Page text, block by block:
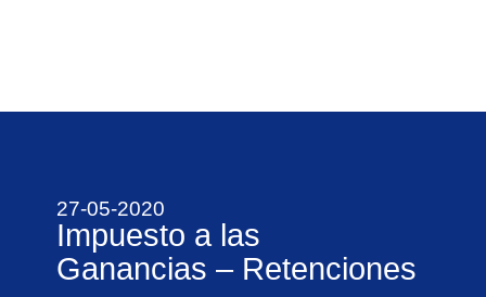
27-05-2020
Impuesto a las
Ganancias – Retenciones